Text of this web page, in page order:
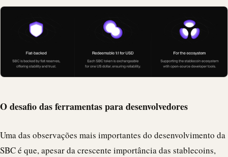
O desafio das ferramentas para desenvolvedores
Uma das observações mais importantes do desenvolvimento da
SBC é que, apesar da crescente importância das stablecoins,